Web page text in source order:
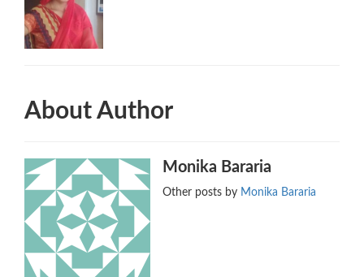
About Author
Monika Bararia
Other posts by Monika Bararia